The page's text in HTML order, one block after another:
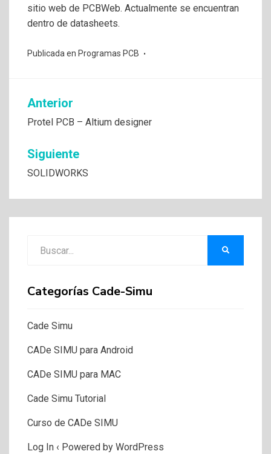
sitio web de PCBWeb. Actualmente se encuentran
dentro de datasheets.
Publicada en Programas PCB
Navegación
de
entradas
Anterior
Protel PCB – Altium designer
Siguiente
SOLIDWORKS
Categorías Cade-Simu
Cade Simu
CADe SIMU para Android
CADe SIMU para MAC
Cade Simu Tutorial
Curso de CADe SIMU
Log In ‹ Powered by WordPress